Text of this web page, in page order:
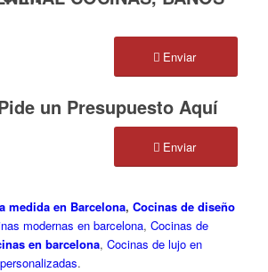
Enviar
un Presupuesto Aquí
Enviar
medida en Barcelona, Cocinas de diseño
modernas en barcelona, Cocinas de
en barcelona, Cocinas de lujo en
.